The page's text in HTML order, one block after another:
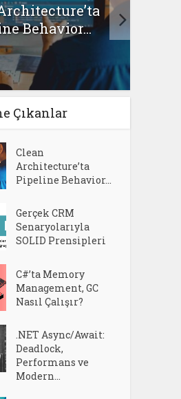
Behavior...
Çıkanlar
Clean
Architecture’ta
Pipeline Behavior...
Gerçek CRM
Senaryolarıyla
SOLID Prensipleri
C#’ta Memory
Management, GC
Nasıl Çalışır?
.NET Async/Await:
Deadlock,
Performans ve
Modern...